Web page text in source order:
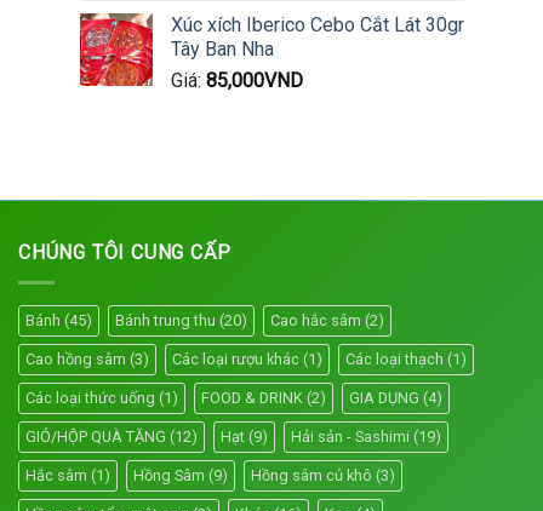
Xúc xích Iberico Cebo Cắt Lát 30gr
Tây Ban Nha
Giá: 85,000VND
CHÚNG TÔI CUNG CẤP
Bánh (45) Bánh trung thu (20) Cao hắc sâm (2)
Cao hồng sâm (3) Các loại rượu khác (1) Các loại thạch (1)
Các loại thức uống (1) FOOD & DRINK (2) GIA DỤNG (4)
GIỎ/HỘP QUÀ TẶNG (12) Hạt (9) Hải sản - Sashimi (19)
Hắc sâm (1) Hồng Sâm (9) Hồng sâm củ khô (3)